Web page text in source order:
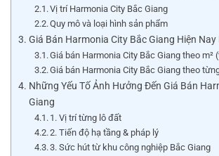
Vị trí Harmonia City Bắc Giang
Quy mô và loại hình sản phẩm
Giá Bán Harmonia City Bắc Giang Hiện Nay
Giá bán Harmonia City Bắc Giang theo m²
Giá bán Harmonia City Bắc Giang theo
Những Yếu Tố Ảnh Hưởng Đến Giá Bán
Giang
1. Vị trí từng lô đất
2. Tiến độ hạ tầng & pháp lý
3. Sức hút từ khu công nghiệp Bắc Giang